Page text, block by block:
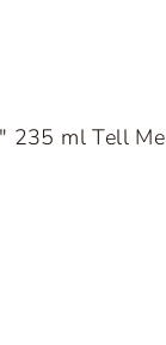
235 ml Tell Me